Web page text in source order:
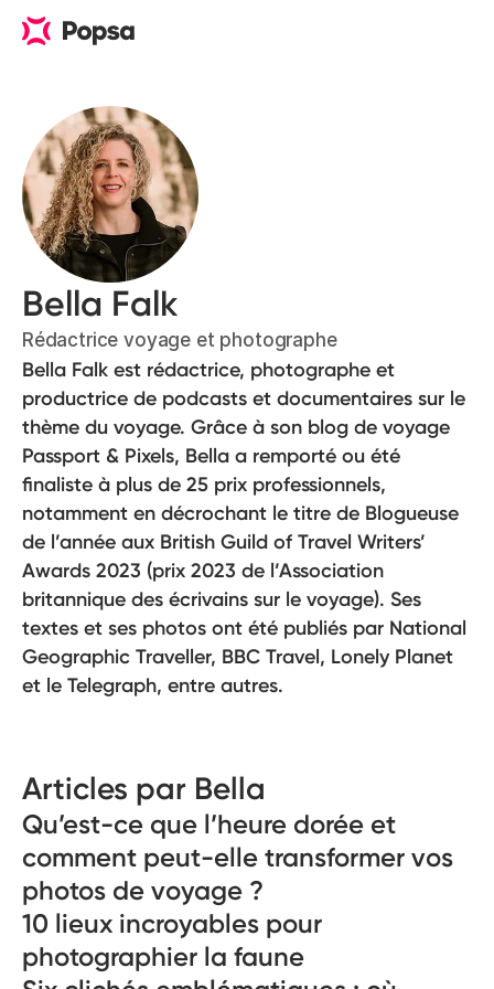
Bella Falk
Rédactrice voyage et photographe
Bella Falk est rédactrice, photographe et
productrice de podcasts et documentaires sur le
thème du voyage. Grâce à son blog de voyage
Passport & Pixels, Bella a remporté ou été
finaliste à plus de 25 prix professionnels,
notamment en décrochant le titre de Blogueuse
de l’année aux British Guild of Travel Writers’
Awards 2023 (prix 2023 de l’Association
britannique des écrivains sur le voyage). Ses
textes et ses photos ont été publiés par National
Geographic Traveller, BBC Travel, Lonely Planet
et le Telegraph, entre autres.
Articles par Bella
Qu’est-ce que l’heure dorée et
comment peut-elle transformer vos
photos de voyage ?
10 lieux incroyables pour
photographier la faune